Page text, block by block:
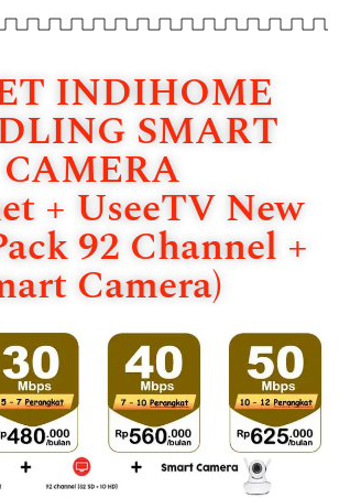
INDIHOME
SMART
CAMERA
+ UseeTV New
92 Channel +
Camera)